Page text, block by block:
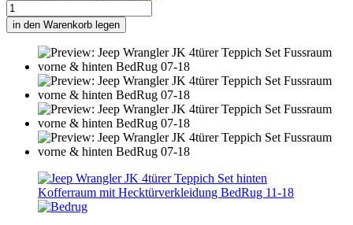
in den Warenkorb legen